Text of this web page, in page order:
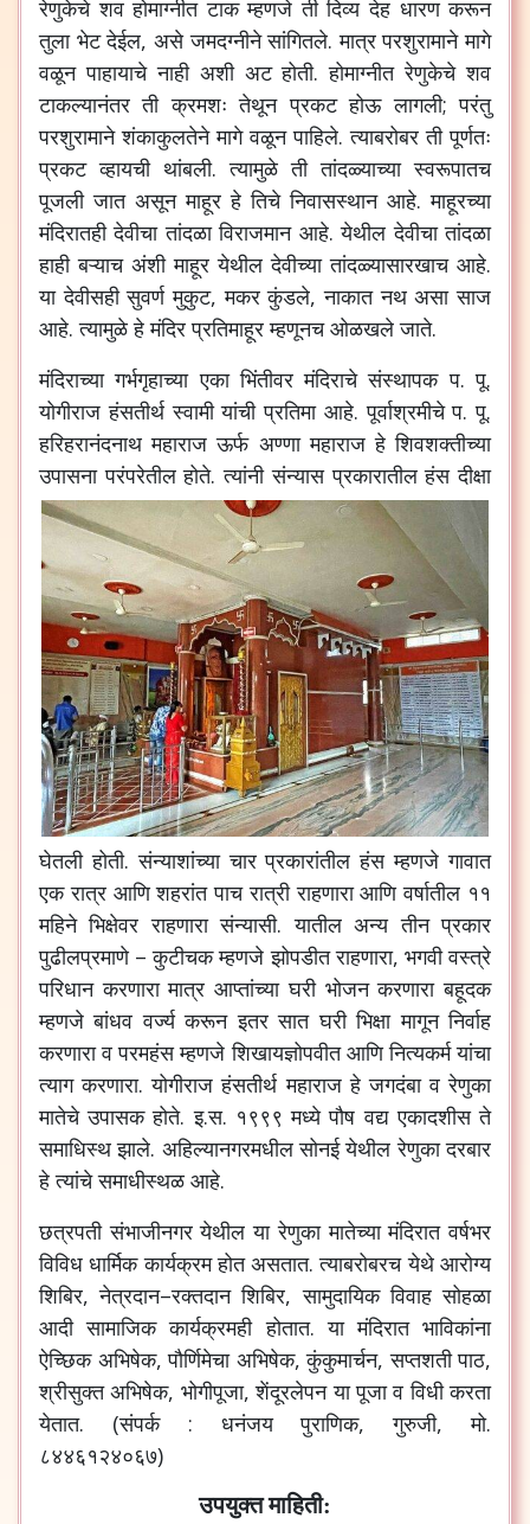
रेणुकेचे शव होमाग्नीत टाक म्हणजे ती दिव्य देह धारण करून
तुला भेट देईल, असे जमदग्नीने सांगितले.मात्र परशुरामाने मागे
वळून पाहायाचे नाही अशी अट होती.होमाग्नीत रेणुकेचे शव
टाकल्यानंतर ती क्रमशः तेथून प्रकट होऊ लागली;परंतु
परशुरामाने शंकाकुलतेने मागे वळून पाहिले.त्याबरोबर ती पूर्णतः
प्रकट व्हायची थांबली.त्यामुळे ती तांदळ्याच्या स्वरूपातच
पूजली जात असून माहूर हे तिचे निवासस्थान आहे.माहूरच्या
मंदिरातही देवीचा तांदळा विराजमान आहे.येथील देवीचा तांदळा
हाही बऱ्याच अंशी माहूर येथील देवीच्या तांदळ्यासारखाच आहे.
या देवीसही सुवर्ण मुकुट,मकर कुंडले,नाकात नथ असा साज
आहे.त्यामुळे हे मंदिर प्रतिमाहूर म्हणूनच ओळखले जाते.
मंदिराच्या गर्भगृहाच्या एका भिंतीवर मंदिराचे संस्थापक प.पू.
योगीराज हंसतीर्थ स्वामी यांची प्रतिमा आहे.पूर्वाश्रमीचे प.पू.
हरिहरानंदनाथ महाराज ऊर्फ अण्णा महाराज हे शिवशक्तीच्या
उपासना परंपरेतील होते. त्यांनी संन्यास प्रकारातील हंस दीक्षा
घेतली होती.संन्याशांच्या चार प्रकारांतील हंस म्हणजे गावात
एक रात्र आणि शहरांत पाच रात्री राहणारा आणि वर्षातील ११
महिने भिक्षेवर राहणारा संन्यासी.यातील अन्य तीन प्रकार
पुढीलप्रमाणे–कुटीचक म्हणजे झोपडीत राहणारा, भगवी वस्त्रे
परिधान करणारा मात्र आप्तांच्या घरी भोजन करणारा बहूदक
म्हणजे बांधव वर्ज्य करून इतर सात घरी भिक्षा मागून निर्वाह
करणारा व परमहंस म्हणजे शिखायज्ञोपवीत आणि नित्यकर्म यांचा
त्याग करणारा.योगीराज हंसतीर्थ महाराज हे जगदंबा व रेणुका
मातेचे उपासक होते.इ.स. १९९९ मध्ये पौष वद्य एकादशीस ते
समाधिस्थ झाले. अहिल्यानगरमधील सोनई येथील रेणुका दरबार
हे त्यांचे समाधीस्थळ आहे.
छत्रपती संभाजीनगर येथील या रेणुका मातेच्या मंदिरात वर्षभर
विविध धार्मिक कार्यक्रम होत असतात.त्याबरोबरच येथे आरोग्य
शिबिर,नेत्रदान–रक्तदान शिबिर,सामुदायिक विवाह सोहळा
आदी सामाजिक कार्यक्रमही होतात.या मंदिरात भाविकांना
ऐच्छिक अभिषेक,पौर्णिमेचा अभिषेक,कुंकुमार्चन,सप्तशती पाठ,
श्रीसुक्त अभिषेक, भोगीपूजा,शेंदूरलेपन या पूजा व विधी करता
येतात. (संपर्क: धनंजय पुराणिक,गुरुजी,मो.
८४४६१२४०६७)
उपयुक्त माहिती: